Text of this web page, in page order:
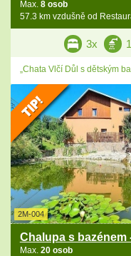
Max. 8 osob
57.3 km vzdušně od
3x
„Chata Vlčí Důl s dětským
2M-004
Chalupa s
Max. 20 osob